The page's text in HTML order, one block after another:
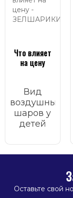
Что влияет
на цену
Вид
воздушных
шаров у
детей
вызывает
улыбку,
Оставьте свой